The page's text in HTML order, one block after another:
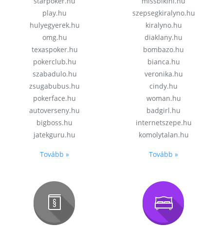
play.hu
hulyegyerek.hu
omg.hu
texaspoker.hu
pokerclub.hu
szabadulo.hu
zsugabubus.hu
pokerface.hu
autoverseny.hu
bigboss.hu
jatekguru.hu
Tovább »
szepsegkiralyno.hu
kiralyno.hu
diaklany.hu
bombazo.hu
bianca.hu
veronika.hu
cindy.hu
woman.hu
badgirl.hu
internetszepe.hu
komolytalan.hu
Tovább »